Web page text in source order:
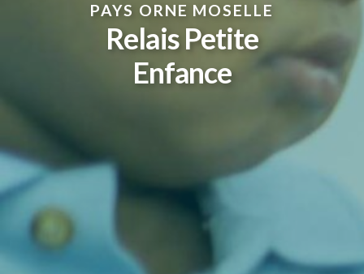
PAYS ORNE MOSELLE
Relais Petite
Enfance